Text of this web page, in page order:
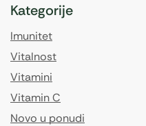
Kategorije
Imunitet
Vitalnost
Vitamini
Vitamin C
Novo u ponudi